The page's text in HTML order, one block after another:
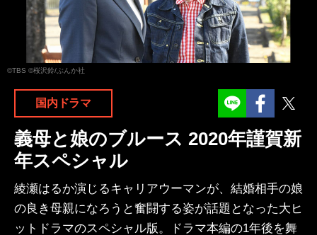
©TBS ©桜沢鈴/ぶんか社
国内ドラマ
義母と娘のブルース 2020年謹賀新
年スペシャル
綾瀬はるか演じるキャリアウーマンが、結婚相手の娘
の良き母親になろうと奮闘する姿が話題となった大ヒ
ットドラマのスペシャル版。ドラマ本編の1年後を舞